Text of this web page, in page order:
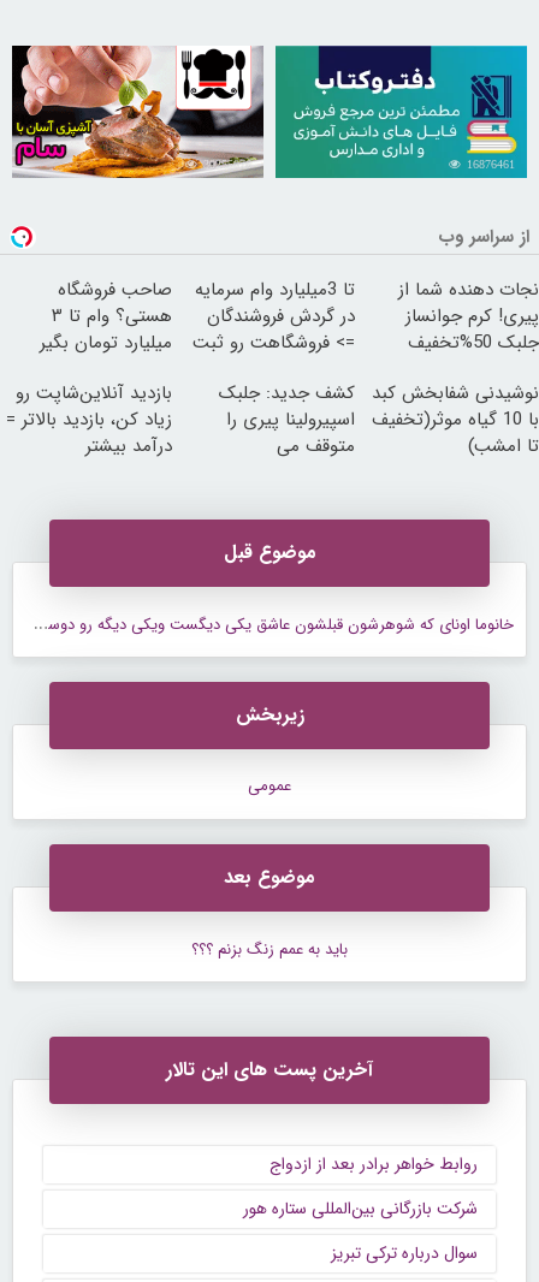
16876461
30255076
از سراسر وب
نجات دهنده شما از
پیری! کرم جوانساز
جلبک 50%تخفیف
تا 3میلیارد وام سرمایه
در گردش فروشندگان
=> فروشگاهت رو ثبت
صاحب فروشگاه
هستی؟ وام تا ۳
میلیارد تومان بگیر
نوشیدنی شفابخش کبد
با 10 گیاه موثر(تخفیف
تا امشب)
کشف جدید: جلبک
اسپیرولینا پیری را
متوقف می
بازدید آنلاین‌شاپت رو
زیاد کن، بازدید بالاتر =
درآمد بیشتر
موضوع قبل
خ
انوما اونای که شوهرشون قبلشون عاشق یکی دیگست ویکی دیگه رو دوست داره چیکارمیکنین
زیربخش
عمومی
موضوع بعد
باید به عمم زنگ بزنم ؟؟؟
آخرین پست های این تالار
روابط خواهر برادر بعد از ازدواج
شرکت بازرگانی بین‌المللی ستاره هور
سوال درباره ترکی تبریز